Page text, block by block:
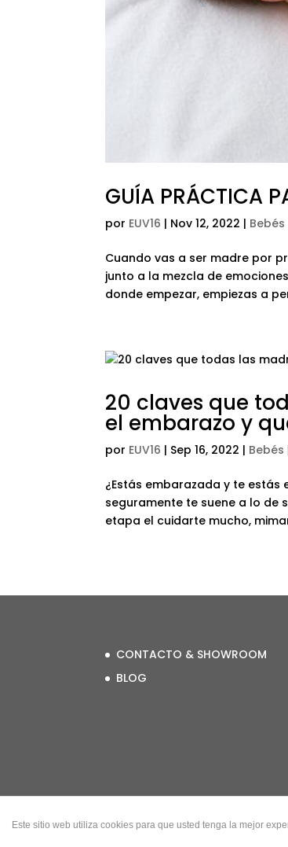
GUÍA PRÁCTICA
por EUV16 | Nov 12, 2022 | Bebés
Cuando vas a ser madre por
junto a la mezcla de
donde empezar, empiezas a
20 claves que
el embarazo y
por EUV16 | Sep 16, 2022 | Bebés
¿Estás embarazada y te
seguramente te suene a lo de
etapa el cuidarte mucho,
CONTACTO & SHOWROOM
BLOG
Este sitio web utiliza cookies para que usted tenga la mejor